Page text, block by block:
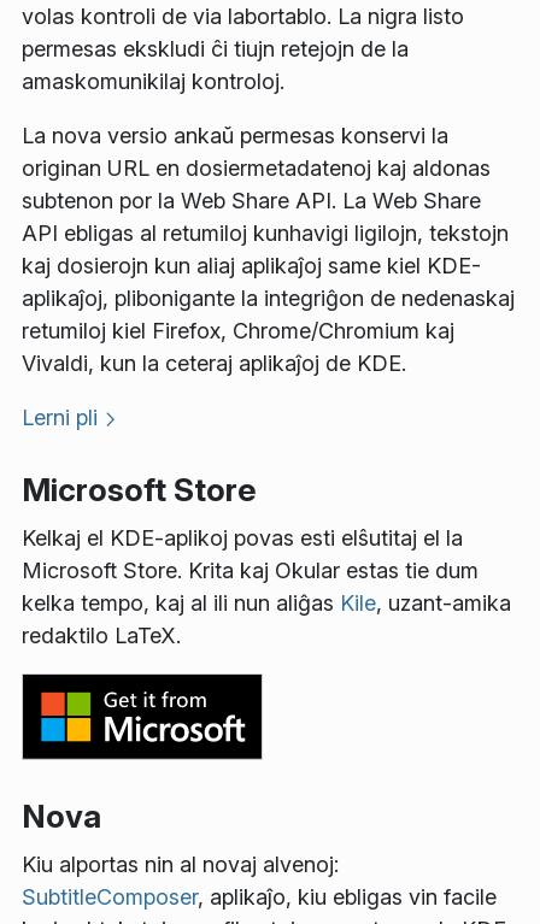
volas kontroli de via labortablo. La nigra listo
permesas ekskludi ĉi tiujn retejojn de la
amaskomunikilaj kontroloj.
La nova versio ankaŭ permesas konservi la
originan URL en dosiermetadatenoj kaj aldonas
subtenon por la Web Share API. La Web Share
API ebligas al retumiloj kunhavigi ligilojn, tekstojn
kaj dosierojn kun aliaj aplikaĵoj same kiel KDE-
aplikaĵoj, plibonigante la integriĝon de nedenaskaj
retumiloj kiel Firefox, Chrome/Chromium kaj
Vivaldi, kun la ceteraj aplikaĵoj de KDE.
Lerni pli
Microsoft Store
Kelkaj el KDE-aplikoj povas esti elŝutitaj el la
Microsoft Store. Krita kaj Okular estas tie dum
kelka tempo, kaj al ili nun aliĝas Kile, uzant-amika
redaktilo LaTeX.
Nova
Kiu alportas nin al novaj alvenoj:
SubtitleComposer, aplikaĵo, kiu ebligas vin facile